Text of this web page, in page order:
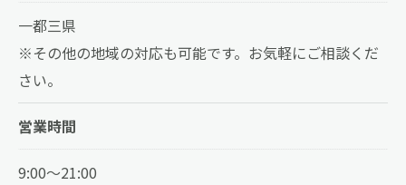
一都三県
※その他の地域の対応も可能です。お気軽にご相談くだ
さい。
営業時間
9:00～21:00